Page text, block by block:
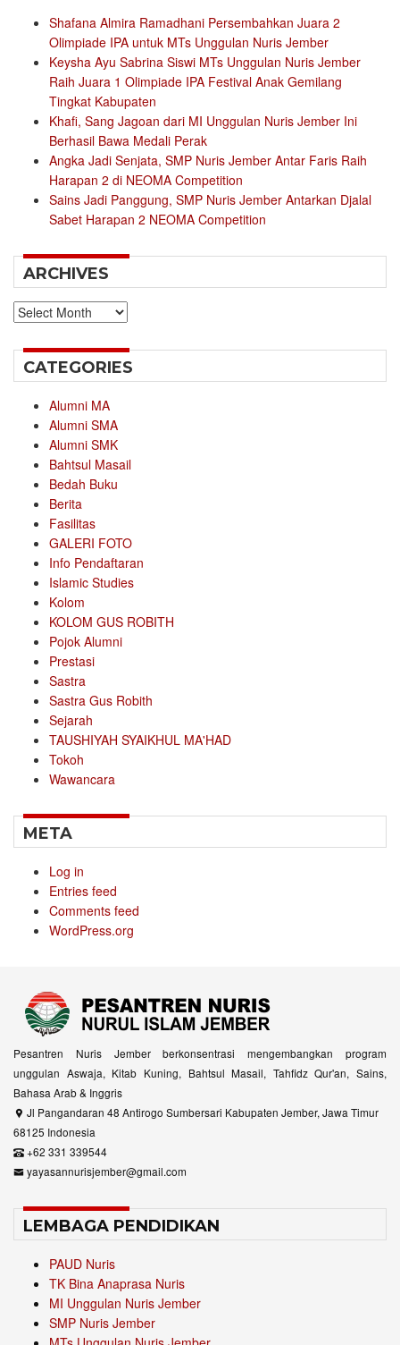
Shafana Almira Ramadhani Persembahkan Juara 2
Olimpiade IPA untuk MTs Unggulan Nuris Jember
Keysha Ayu Sabrina Siswi MTs Unggulan Nuris Jember
Raih Juara 1 Olimpiade IPA Festival Anak Gemilang
Tingkat Kabupaten
Khafi, Sang Jagoan dari MI Unggulan Nuris Jember Ini
Berhasil Bawa Medali Perak
Angka Jadi Senjata, SMP Nuris Jember Antar Faris Raih
Harapan 2 di NEOMA Competition
Sains Jadi Panggung, SMP Nuris Jember Antarkan Djalal
Sabet Harapan 2 NEOMA Competition
ARCHIVES
Archives
CATEGORIES
Alumni MA
Alumni SMA
Alumni SMK
Bahtsul Masail
Bedah Buku
Berita
Fasilitas
GALERI FOTO
Info Pendaftaran
Islamic Studies
Kolom
KOLOM GUS ROBITH
Pojok Alumni
Prestasi
Sastra
Sastra Gus Robith
Sejarah
TAUSHIYAH SYAIKHUL MA'HAD
Tokoh
Wawancara
META
Log in
Entries feed
Comments feed
WordPress.org
Pesantren Nuris Jember berkonsentrasi mengembangkan program
unggulan Aswaja, Kitab Kuning, Bahtsul Masail, Tahfidz Qur'an, Sains,
Bahasa Arab & Inggris
Jl Pangandaran 48 Antirogo Sumbersari Kabupaten Jember, Jawa Timur
68125 Indonesia
+62 331 339544
yayasannurisjember@gmail.com
LEMBAGA PENDIDIKAN
PAUD Nuris
TK Bina Anaprasa Nuris
MI Unggulan Nuris Jember
SMP Nuris Jember